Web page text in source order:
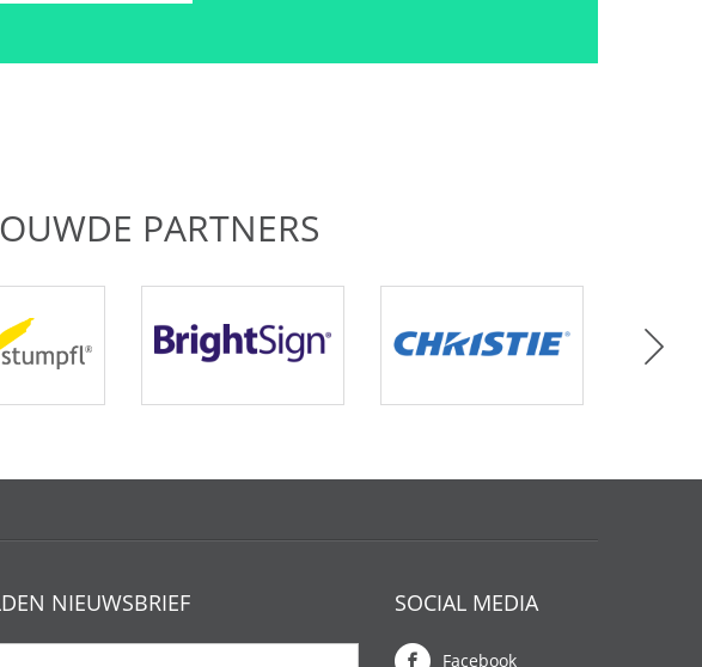
PARTNERS
NIEUWSBRIEF SOCIAL MEDIA
Facebook